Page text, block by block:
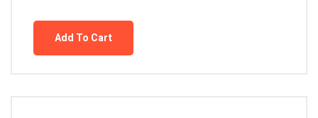
Add To Cart